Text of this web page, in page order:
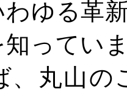
ゆる革
ってい
、丸山の